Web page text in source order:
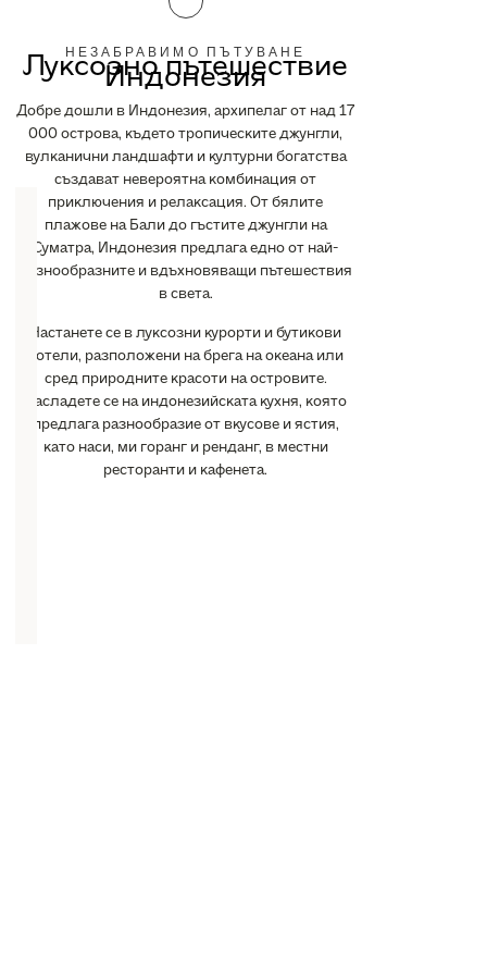
НЕЗАБРАВИМО ПЪТУВАНЕ
Луксозно пътешествие
Индонезия
Добре дошли в Индонезия, архипелаг от над 17
000 острова, където тропическите джунгли,
вулканични ландшафти и културни богатства
създават невероятна комбинация от
приключения и релаксация. От бялите
плажове на Бали до гъстите джунгли на
Суматра, Индонезия предлага едно от най-
разнообразните и вдъхновяващи пътешествия
в света.
Настанете се в луксозни курорти и бутикови
хотели, разположени на брега на океана или
сред природните красоти на островите.
Насладете се на индонезийската кухня, която
предлага разнообразие от вкусове и ястия,
като наси, ми горанг и ренданг, в местни
ресторанти и кафенета.